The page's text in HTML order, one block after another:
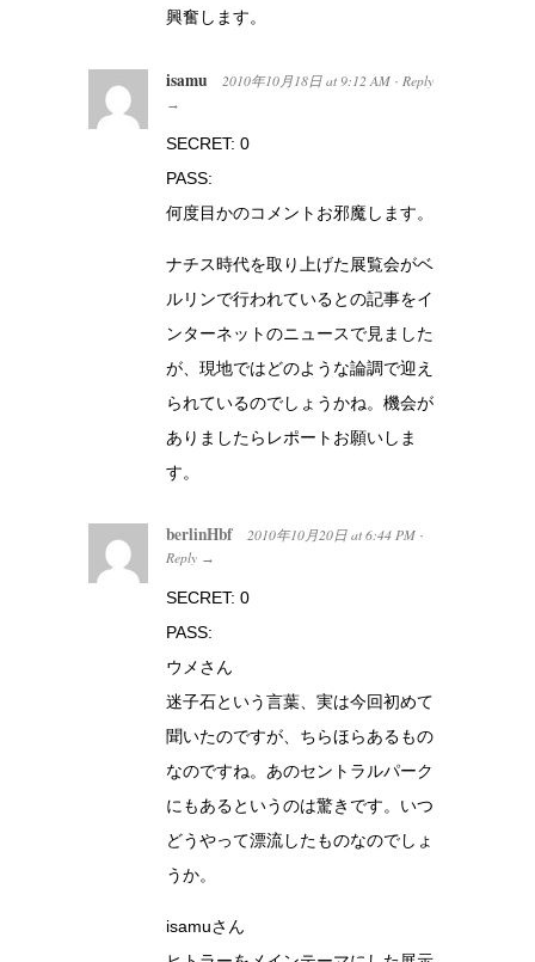
興奮します。
isamu 2010年10月18日 at 9:12 AM · Reply
→
SECRET: 0
PASS:
何度目かのコメントお邪魔します。
ナチス時代を取り上げた展覧会がベ
ルリンで行われているとの記事をイ
ンターネットのニュースで見ました
が、現地ではどのような論調で迎え
られているのでしょうかね。機会が
ありましたらレポートお願いしま
す。
berlinHbf 2010年10月20日 at 6:44 PM ·
Reply →
SECRET: 0
PASS:
ウメさん
迷子石という言葉、実は今回初めて
聞いたのですが、ちらほらあるもの
なのですね。あのセントラルパーク
にもあるというのは驚きです。いつ
どうやって漂流したものなのでしょ
うか。
isamuさん